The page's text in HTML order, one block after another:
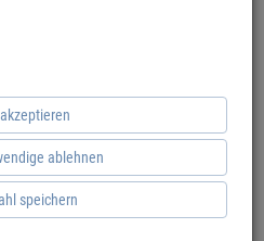
ablehnen
speichern